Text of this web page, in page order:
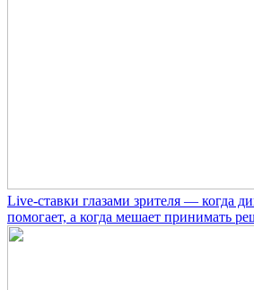
Live-ставки глазами зрителя — когда
помогает, а когда мешает принимать